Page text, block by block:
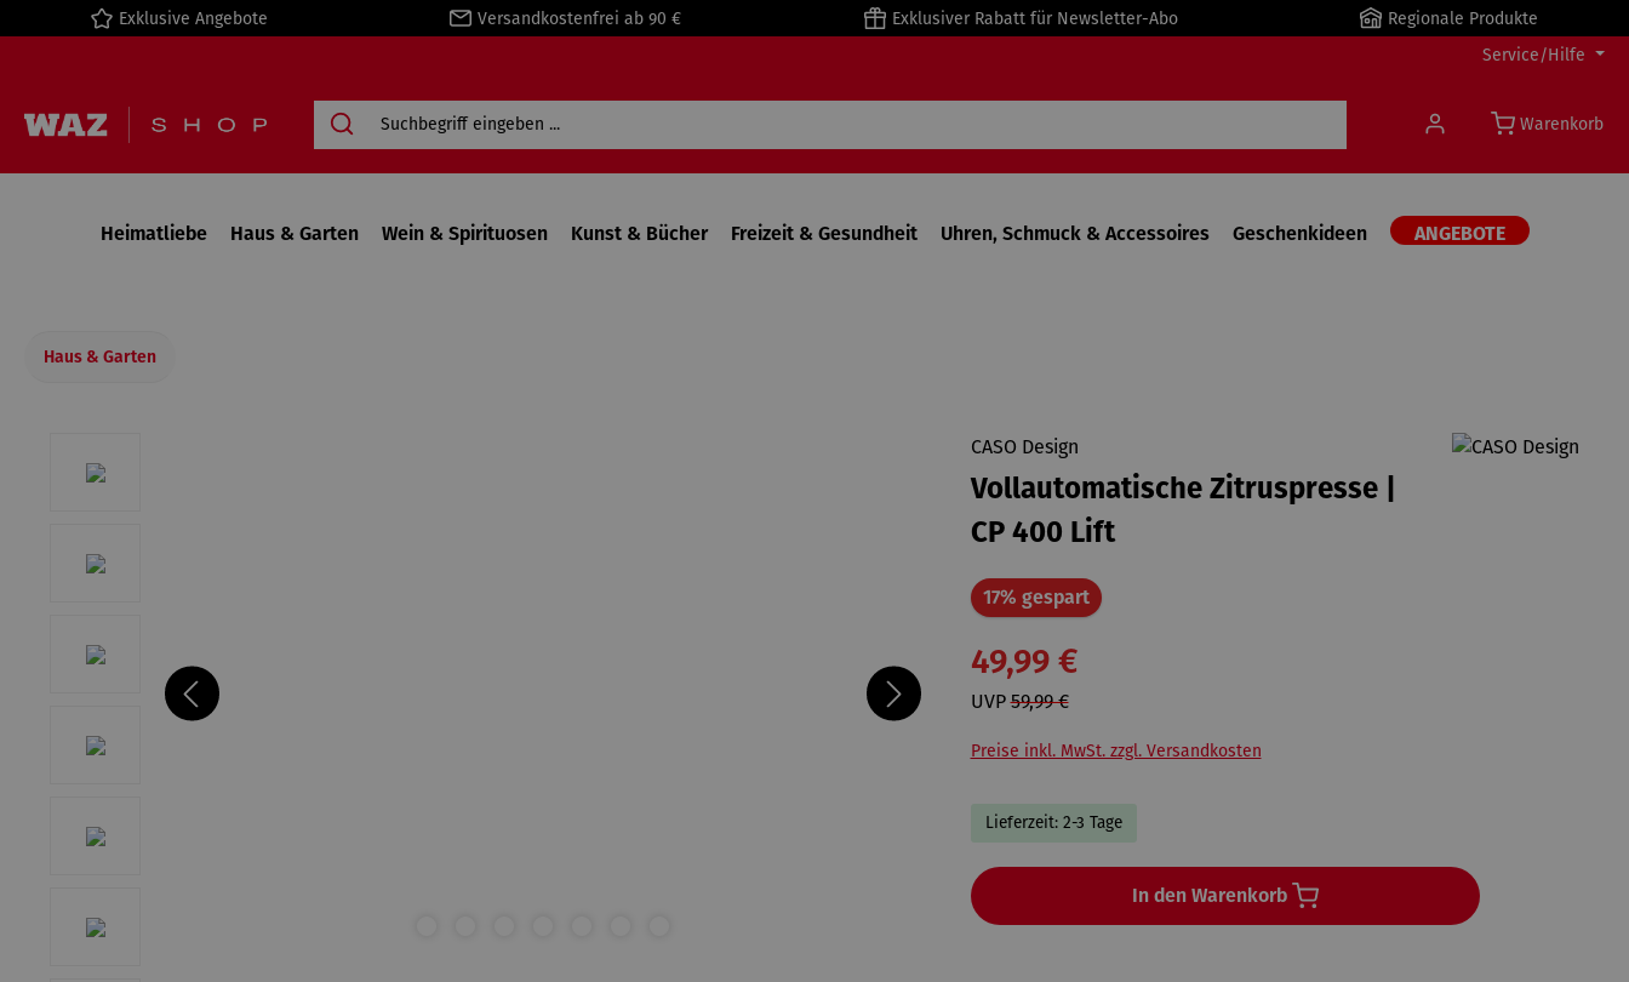
Zur Hauptnavigation springen
Exklusive Angebote Versandkostenfrei ab 90 € Exklusiver Rabatt für Newsletter-Abo
Regionale Produkte
Service/Hilfe
Warenkorb
Heimatliebe Haus & Garten Wein & Spirituosen Kunst & Bücher Freizeit & Gesundheit Uhren, Schmuck & Accessoires Geschenkideen ANGEBOTE
Haus & Garten
CASO Design
Vollautomatische Zitruspresse |
CP 400 Lift
17% gespartRabatt
49,99 €
UVP59,99 €
Preise inkl. MwSt. zzgl. Versandkosten
Lieferzeit: 2-3 Tage
In den Warenkorb